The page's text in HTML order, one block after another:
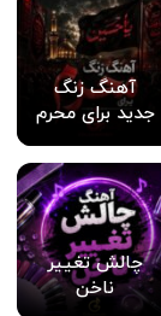
آهنگ زنگ
جدید برای محرم
چالش تغییر
ناخن